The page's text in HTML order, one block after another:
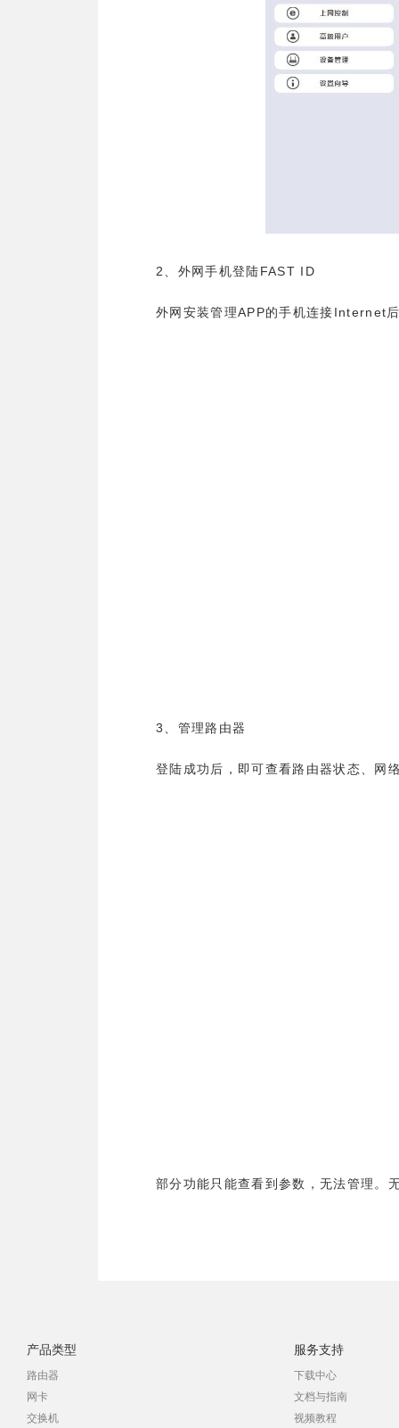
2 、外网手机登陆 FAST ID
外网安装管理APP的手机连接 Internet
3 、管理路由器
登陆成功后，即可查看路由器状态、网
部分功能只能查看到参数，无法管理。
产品类型
路由器
网卡
交换机
服务支持
下载中心
文档与指南
视频教程